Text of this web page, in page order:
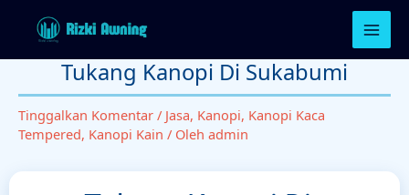
Tukang Kanopi Di Sukabumi
Tinggalkan Komentar / Jasa, Kanopi, Kanopi Kaca
Tempered, Kanopi Kain / Oleh admin